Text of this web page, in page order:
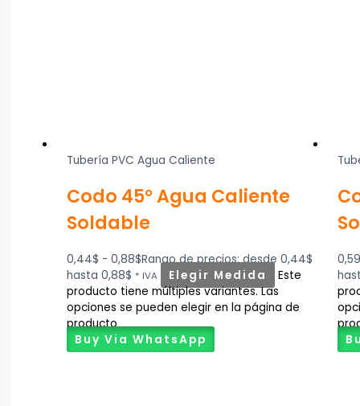
Tubería PVC Agua Caliente
Codo 45° Agua Caliente
Soldable
0,44$ - 0,88$Rango de precios: desde 0,44$
hasta 0,88$ * IVA Elegir Medida
Este
producto tiene múltiples variantes. Las
opciones se pueden elegir en la página de
producto
Buy Via WhatsApp